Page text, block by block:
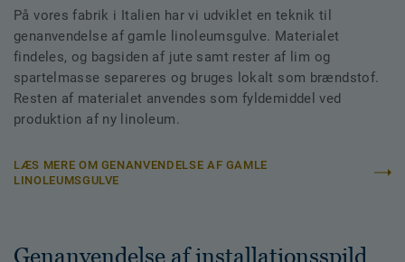
På vores fabrik i Italien har vi udviklet en teknik til
genanvendelse af gamle linoleumsgulve. Materialet
findeles, og bagsiden af jute samt rester af lim og
spartelmasse separeres og bruges lokalt som brændstof.
Resten af materialet anvendes som fyldemiddel ved
produktion af ny linoleum.
LÆS MERE OM GENANVENDELSE AF GAMLE
LINOLEUMSGULVE
Genanvendelse af installationsspild